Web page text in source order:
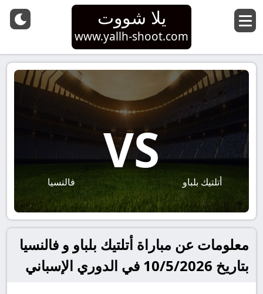
يلا شووت
www.yallh-shoot.com
أتلتيك بلباو
VS
فالنسيا
معلومات عن مباراة أتلتيك بلباو و فالنسيا
بتاريخ 10/5/2026 في الدوري الإسباني